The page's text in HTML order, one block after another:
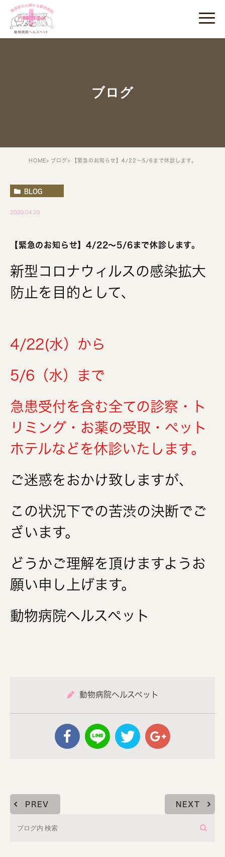
ブログ
HOME ブログ 【緊急のお知らせ】4/22～5/6まで休診します。
BLOG
2020.04.20
【緊急のお知らせ】4/22～5/6まで休診します。
新型コロナウィルスの感染拡大
防止を目的として、
4/22(水）から
5/6（水）まで
急患受付を含む全ての診察・ト
リミング・お薬の受取・ペット
ホテルなどを休診いたします。
ご迷惑をおかけ致しますが、
この状況下での苦渋の決断でご
ざいます。
どうかご理解を頂けますようお
願い申し上げます。
動物病院ヘルスペット
動物病院ヘルスペット
PREV NEXT